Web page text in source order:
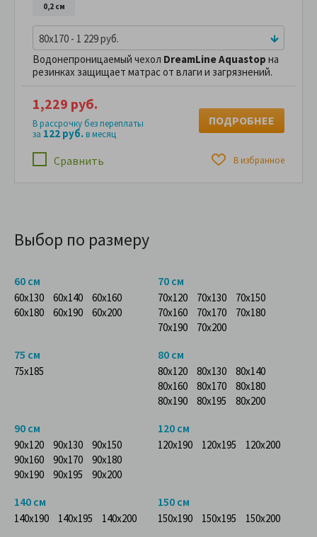
0,2 см
80x170 - 1 229 руб.
Водонепроницаемый чехол DreamLine Aquastop на
резинках защищает матрас от влаги и загрязнений.
Сравнить В избранное
1,229 руб.
В рассрочку без переплаты
за 122 руб.в месяц
ПОДРОБНЕЕ
Выбор по размеру
60 см
60x130 60x140
60x160
60x180
60x190 60x200
70 см
70x120 70x130
70x150
70x160
70x170
70x180
70x190
70x200
75 см
75x185
80 см
80x120 80x130
80x140
80x160
80x170
80x180
80x190
80x195 80x200
90 см
90x120 90x130
90x150
90x160
90x170
90x180
90x190
90x195 90x200
120 см
120x190 120x195 120x200
140 см
140x190 140x195 140x200
150 см
150x190 150x195 150x200